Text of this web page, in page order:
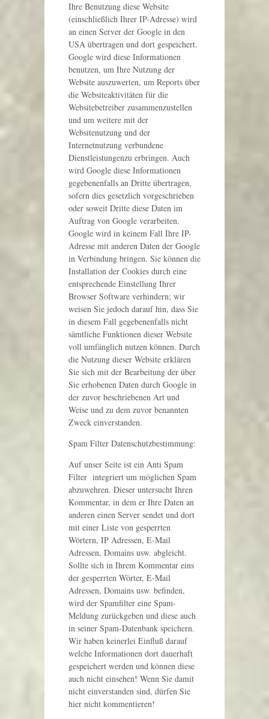
Ihre Benutzung diese Website
(einschließlich Ihrer IP-Adresse) wird
an einen Server der Google in den
USA übertragen und dort gespeichert.
Google wird diese Informationen
benutzen, um Ihre Nutzung der
Website auszuwerten, um Reports über
die Websiteaktivitäten für die
Websitebetreiber zusammenzustellen
und um weitere mit der
Websitenutzung und der
Internetnutzung verbundene
Dienstleistungenzu erbringen. Auch
wird Google diese Informationen
gegebenenfalls an Dritte übertragen,
sofern dies gesetzlich vorgeschrieben
oder soweit Dritte diese Daten im
Auftrag von Google verarbeiten.
Google wird in keinem Fall Ihre IP-
Adresse mit anderen Daten der Google
in Verbindung bringen. Sie können die
Installation der Cookies durch eine
entsprechende Einstellung Ihrer
Browser Software verhindern; wir
weisen Sie jedoch darauf hin, dass Sie
in diesem Fall gegebenenfalls nicht
sämtliche Funktionen dieser Website
voll umfänglich nutzen können. Durch
die Nutzung dieser Website erklären
Sie sich mit der Bearbeitung der über
Sie erhobenen Daten durch Google in
der zuvor beschriebenen Art und
Weise und zu dem zuvor benannten
Zweck einverstanden.
Spam Filter Datenschutzbestimmung:
Auf unser Seite ist ein Anti Spam
Filter integriert um möglichen Spam
abzuwehren. Dieser untersucht Ihren
Kommentar, in dem er Ihre Daten an
anderen einen Server sendet und dort
mit einer Liste von gesperrten
Wörtern, IP Adressen, E-Mail
Adressen, Domains usw. abgleicht.
Sollte sich in Ihrem Kommentar eins
der gesperrten Wörter, E-Mail
Adressen, Domains usw. befinden,
wird der Spamfilter eine Spam-
Meldung zurückgeben und diese auch
in seiner Spam-Datenbank speichern.
Wir haben keinerlei Einfluß darauf
welche Informationen dort dauerhaft
gespeichert werden und können diese
auch nicht einsehen! Wenn Sie damit
nicht einverstanden sind, dürfen Sie
hier nicht kommentieren!